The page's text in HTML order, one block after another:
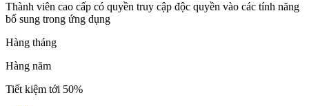
Thành viên cao cấp có quyền truy cập độc quyền vào các tính năng
bổ sung trong ứng dụng
Hàng tháng
Hàng năm
Tiết kiệm tới 50%